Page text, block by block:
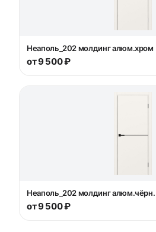
Неаполь_202 молдинг алюм.хром
от 9 500 ₽
Неаполь_202 молдинг алюм.чёрн.
от 9 500 ₽